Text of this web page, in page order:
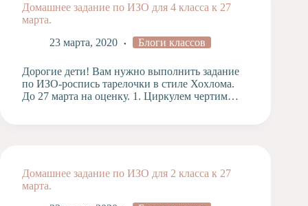
Домашнее задание по ИЗО для 4 класса к 27
марта.
23 марта, 2020
Блоги классов
Дорогие дети! Вам нужно выполнить задание
по ИЗО-роспись тарелочки в стиле Хохлома.
До 27 марта на оценку. 1. Циркулем чертим…
Домашнее задание по ИЗО для 2 класса к 27
марта.